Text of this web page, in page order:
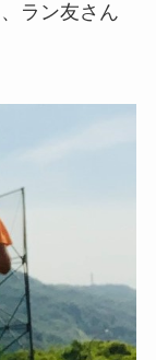
ラン友さん